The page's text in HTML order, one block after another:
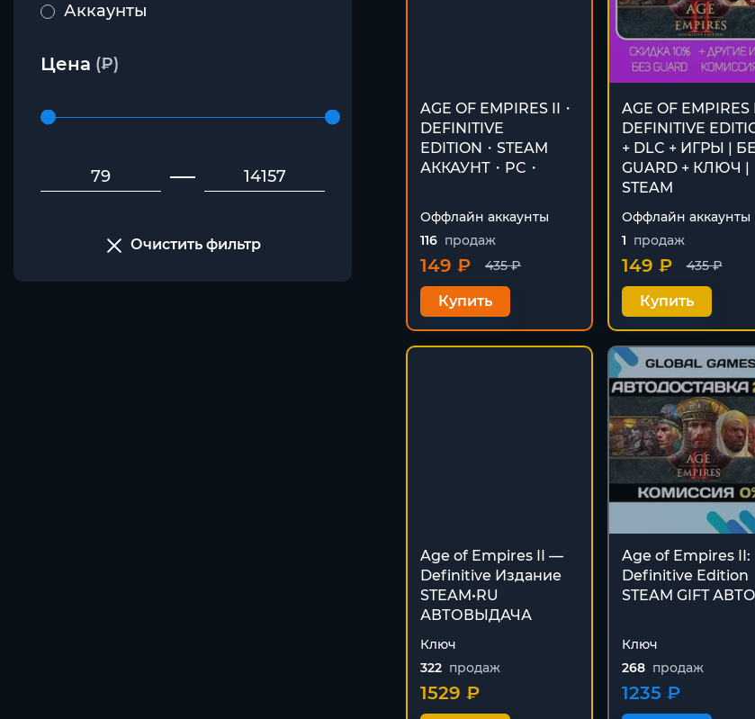
Аккаунты
Аренда аккаунтов
Цена (₽)
Очистить фильтр
AGE OF EMPIRES II・
DEFINITIVE
EDITION・STEAM
АККАУНТ・PC・
Оффлайн аккаунты
116 продаж
435 ₽
149 ₽
Купить
AGE OF EMPIRES
DEFINITIVE
+ DLC + ИГРЫ |
GUARD + КЛЮЧ |
STEAM
Оффлайн аккаунты
1 продаж
435 ₽
149 ₽
Купить
Age of Empires II —
Definitive Издание
STEAM•RU
АВТОВЫДАЧА
Ключ
322 продаж
1529 ₽
Age of Empires II:
Definitive Edition
STEAM GIFT АВТО
Ключ
268 продаж
1235 ₽